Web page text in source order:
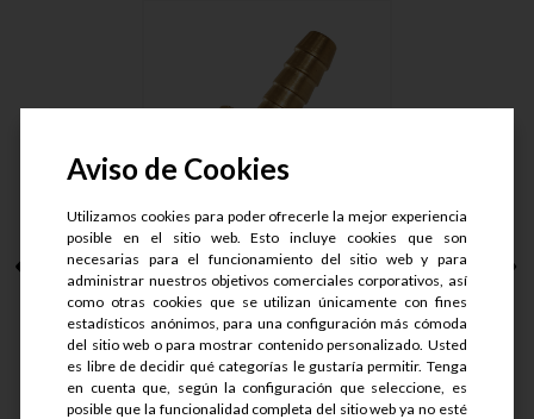
NIPLE MANG. ESCAM.
BR. MACH....
S/.34
S/.25.5
Aviso de Cookies
Utilizamos cookies para poder ofrecerle la mejor experiencia
posible en el sitio web. Esto incluye cookies que son
necesarias para el funcionamiento del sitio web y para
administrar nuestros objetivos comerciales corporativos, así
como otras cookies que se utilizan únicamente con fines
estadísticos anónimos, para una configuración más cómoda
del sitio web o para mostrar contenido personalizado. Usted
es libre de decidir qué categorías le gustaría permitir. Tenga
en cuenta que, según la configuración que seleccione, es
posible que la funcionalidad completa del sitio web ya no esté